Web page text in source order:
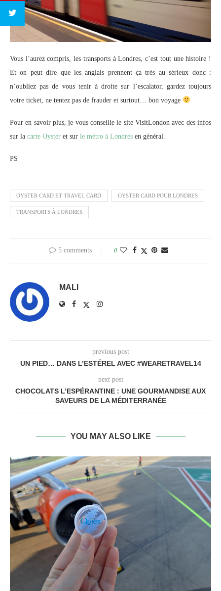
Vous l’aurez compris, les transports à Londres, c’est tout une histoire !
Et on peut dire que les anglais prennent ça très au sérieux donc :
n’oubliez pas de vous tenir à droite sur l’escalator, gardez toujours
votre ticket, ne tentez pas de frauder et surtout… bon voyage
Pour en savoir plus, je vous conseille le site VisitLondon avec des infos
sur la carte Oyster et sur le métro à Londres en général.
PS
OYSTER CARD ET TRAVEL CARD OYSTER CARD POUR LONDRES
TRANSPORTS À LONDRES
5 comments 0
MALI
previous post
UN PIED… DANS L’ESTÉREL AVEC #WEARETRAVEL14
next post
CHOCOLATS L’ESPÉRANTINE : UNE GOURMANDISE AUX
SAVEURS DE LA MÉDITERRANÉE
YOU MAY ALSO LIKE